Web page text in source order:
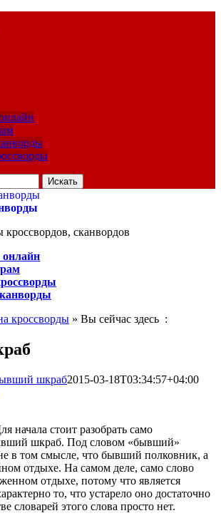
сканвордов
кроссворды » Вы сейчас здесь :
шкраб2015-03-18T03:34:57+04:00
начала стоит разобрать само
шкраб. Под словом «бывший»
в том смысле, что бывший полковник, а
отдыхе. На самом деле, само слово
отдыхе, потому что является
то, что устарело оно достаточно
словарей этого слова просто нет.